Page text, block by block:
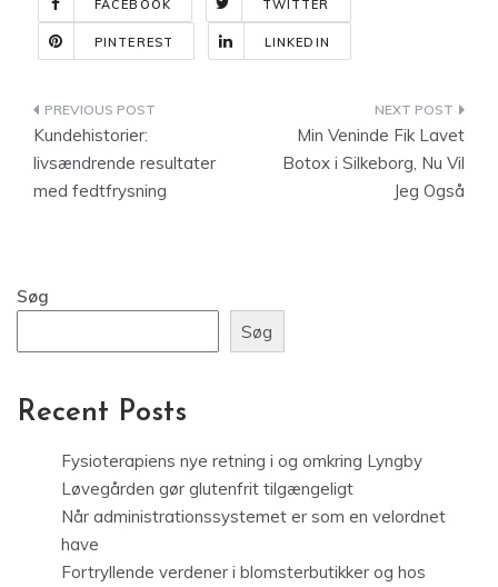
FACEBOOK TWITTER
PINTEREST LINKEDIN
Indlægsnavigation
Kundehistorier:
livsændrende resultater
med fedtfrysning
Min Veninde Fik Lavet
Botox i Silkeborg, Nu Vil
Jeg Også
Søg
Søg
Recent Posts
Fysioterapiens nye retning i og omkring Lyngby
Løvegården gør glutenfrit tilgængeligt
Når administrationssystemet er som en velordnet
have
Fortryllende verdener i blomsterbutikker og hos